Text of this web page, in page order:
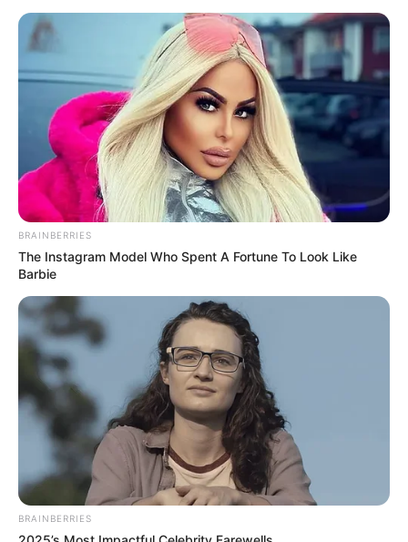
Suchen:
Auf einigen Seiten dieses Projektes sind Affiliate-
Angebote integriert. Wenn etwas darüber gebucht oder
gekauft wird, ist das eine Unterstützung, ohne dass sich
dadurch der Preis ändert.
BRAINBERRIES
The Instagram Model Who Spent A Fortune To Look Like
Barbie
BRAINBERRIES